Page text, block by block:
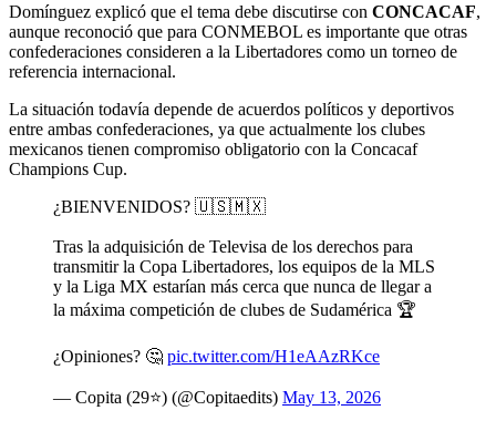
Domínguez explicó que el tema debe discutirse con CONCACAF,
aunque reconoció que para CONMEBOL es importante que otras
confederaciones consideren a la Libertadores como un torneo de
referencia internacional.
La situación todavía depende de acuerdos políticos y deportivos
entre ambas confederaciones, ya que actualmente los clubes
mexicanos tienen compromiso obligatorio con la Concacaf
Champions Cup.
¿BIENVENIDOS? 🇺🇸🇲🇽
Tras la adquisición de Televisa de los derechos para
transmitir la Copa Libertadores, los equipos de la MLS
y la Liga MX estarían más cerca que nunca de llegar a
la máxima competición de clubes de Sudamérica 🏆
¿Opiniones? 🤔 pic.twitter.com/H1eAAzRKce
— Copita (29⭐) (@Copitaedits) May 13, 2026